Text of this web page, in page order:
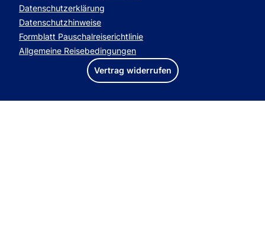
Datenschutzerklärung
Datenschutzhinweise
Formblatt Pauschalreiserichtlinie
Allgemeine Reisebedingungen
Vertrag widerrufen